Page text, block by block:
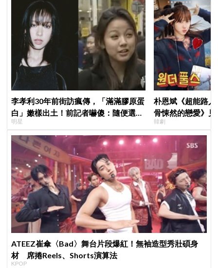
李孝利30年前街訪瘋傳，「滿滿膠原蛋
白」嫩樣出土！前記者嚇傻：隨便選到
傳奇
明星
朴恩斌《超能路
骨悚然的戀愛》
演技獲讚「信看演
韓劇
ATEEZ崔傘〈Bad〉舞台片段爆紅！無袖造型秀壯碩身
材 席捲Reels、Shorts演算法
KPOP